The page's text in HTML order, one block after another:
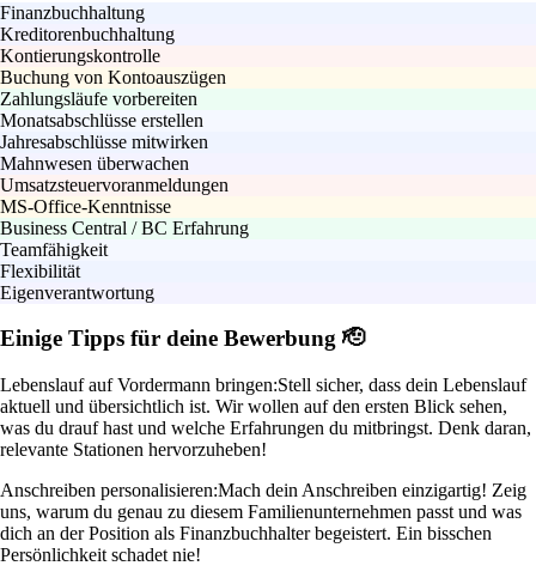
Finanzbuchhaltung
Kreditorenbuchhaltung
Kontierungskontrolle
Buchung von Kontoauszügen
Zahlungsläufe vorbereiten
Monatsabschlüsse erstellen
Jahresabschlüsse mitwirken
Mahnwesen überwachen
Umsatzsteuervoranmeldungen
MS-Office-Kenntnisse
Business Central / BC Erfahrung
Teamfähigkeit
Flexibilität
Eigenverantwortung
Einige Tipps für deine Bewerbung 🫡
Lebenslauf auf Vordermann bringen:Stell sicher, dass dein Lebenslauf
aktuell und übersichtlich ist. Wir wollen auf den ersten Blick sehen,
was du drauf hast und welche Erfahrungen du mitbringst. Denk daran,
relevante Stationen hervorzuheben!
Anschreiben personalisieren:Mach dein Anschreiben einzigartig! Zeig
uns, warum du genau zu diesem Familienunternehmen passt und was
dich an der Position als Finanzbuchhalter begeistert. Ein bisschen
Persönlichkeit schadet nie!